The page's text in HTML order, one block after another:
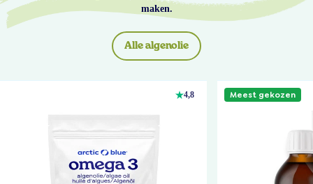
maken.
Alle algenolie
4,8 Meest gekozen